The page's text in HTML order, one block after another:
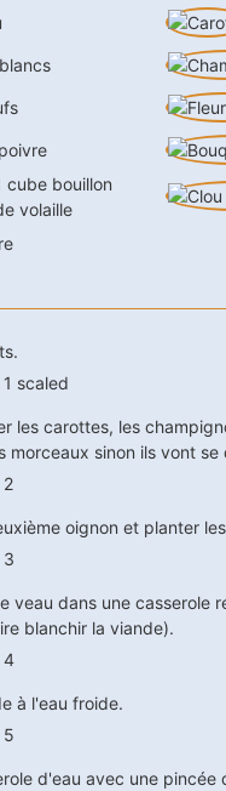
poivre
cube bouillon
volaille
les carottes, les
sinon ils vont se
oignon et planter
veau dans une casserole
blanchir la viande).
à l'eau froide.
d'eau avec une